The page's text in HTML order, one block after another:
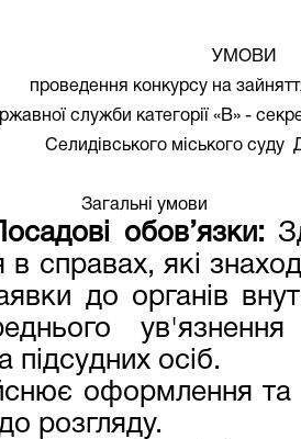
УМОВИ
проведення конкурсу на
служби категорії «В» -
Селидівського міського суду
Загальні умови
Посадові обов’язки:
в справах, які
до органів
підсудних осіб.
оформлення та
розгляду.